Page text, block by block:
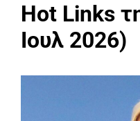
Hot Links
Ιουλ 2026)